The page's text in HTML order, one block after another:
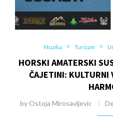
Muzika Turizam
HORSKI AMATERSKI
ČAJETINI: KULTURNI
by Ostoja Mirosavljevic